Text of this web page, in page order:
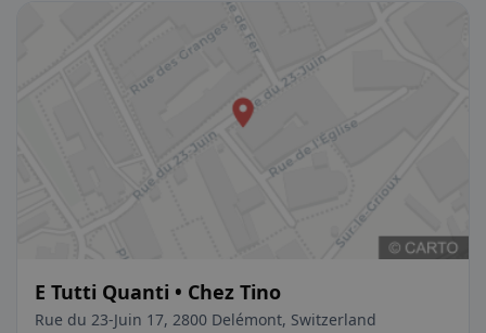
E Tutti Quanti • Chez Tino
Rue du 23-Juin 17, 2800 Delémont, Switzerland